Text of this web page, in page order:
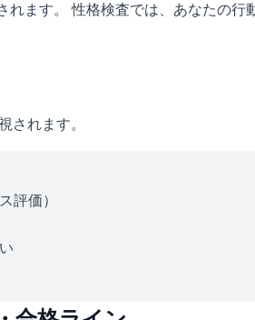
ます。 性格検査では、あなたの
されます。
評価）